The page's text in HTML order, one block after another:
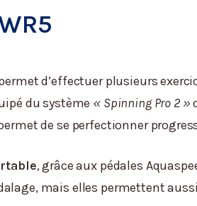
d’effectuer plusieurs
du système « Spinning Pro 2 »
de se perfectionner
, grâce aux pédales
mais elles permettent